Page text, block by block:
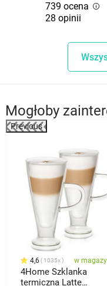
739 ocena
28 opinii
Mogłoby
Previous
4,6 1035x w
4Home Szklanka
termiczna Latte